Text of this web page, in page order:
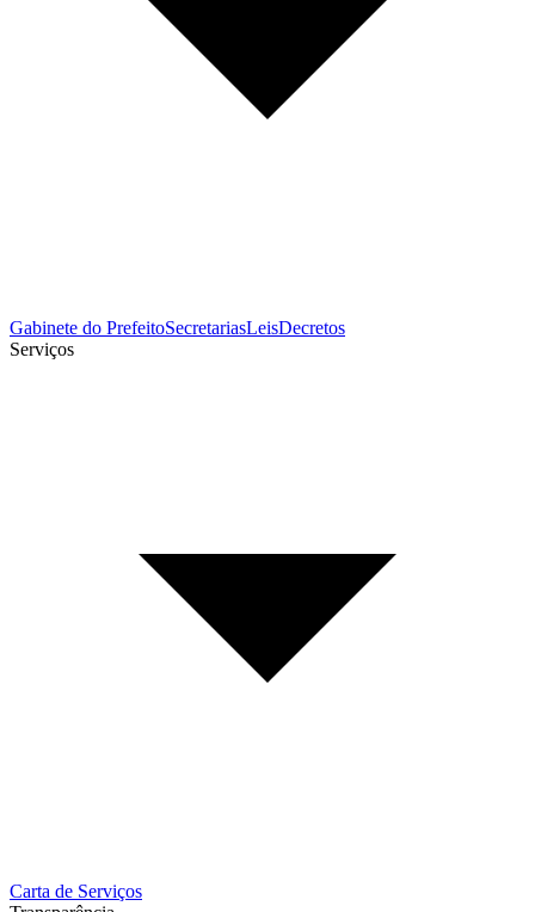
Gabinete do PrefeitoSecretariasLeisDecretos
Serviços
Carta de Serviços